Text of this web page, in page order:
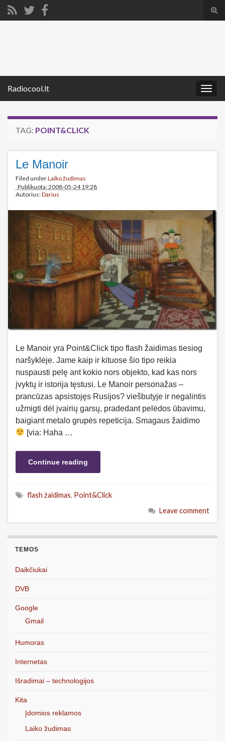
Radiocool.lt
TAG: POINT&CLICK
Le Manoir
Filed underLaiko žudimas
Publikuota: 2008-05-24 19:28
Autorius:Darius
Le Manoir yra Point&Click tipo flash žaidimas tiesiog
naršyklėje. Jame kaip ir kituose šio tipo reikia
nuspausti pelę ant kokio nors objekto, kad kas nors
įvyktų ir istorija tęstusi. Le Manoir personažas –
prancūzas apsistojęs Rusijos? viešbutyje ir negalintis
užmigti dėl įvairių garsų, pradedant pelėdos ūbavimu,
baigiant metalo grupės repeticija. Smagaus žaidimo
[via: Haha …
Continue reading
flash žaidimas, Point&Click
Leave comment
TEMOS
Daikčiukai
DVB
Google
Gmail
Humoras
Internetas
Išradimai – technologijos
Kita
Įdomios reklamos
Laiko žudimas